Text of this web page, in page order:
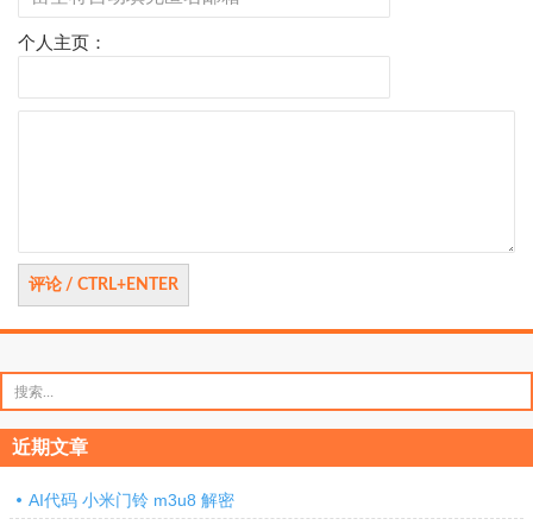
个人主页：
索：
近期文章
AI代码 小米门铃 m3u8 解密